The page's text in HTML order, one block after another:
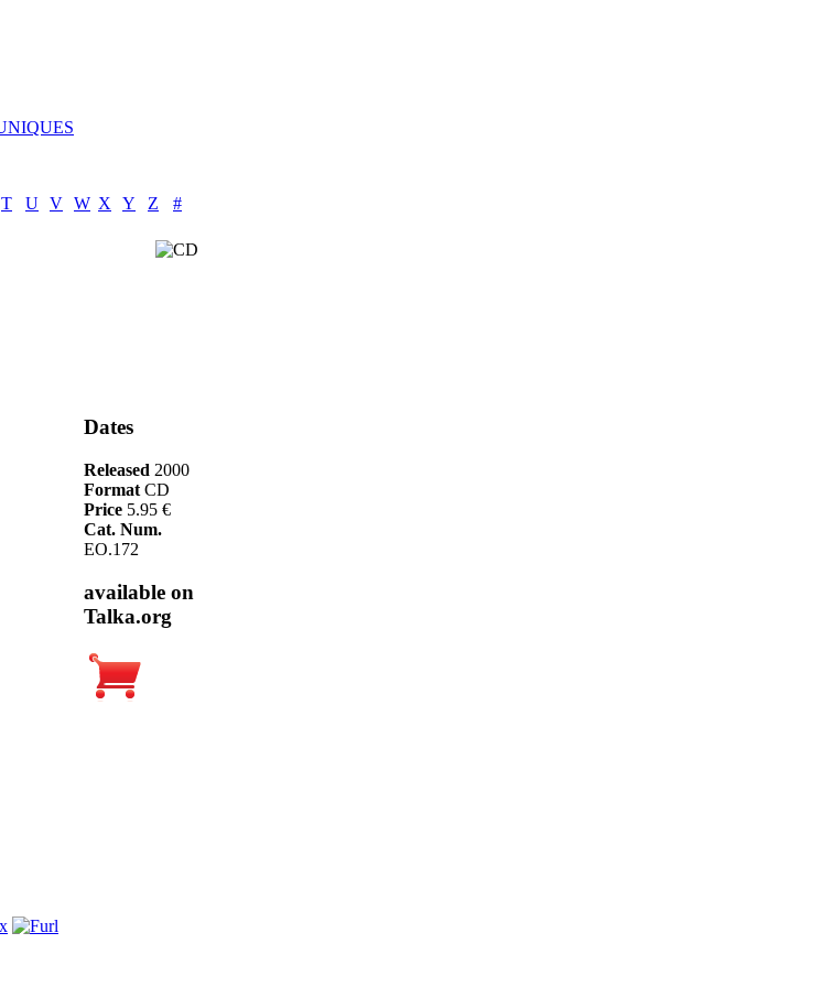
T U V W X Y Z #
Dates
Released 2000
Format CD
Price 5.95 €
Cat. Num.
EO.172
available on
Talka.org